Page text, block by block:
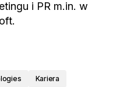
i PR m.in. w
Kariera